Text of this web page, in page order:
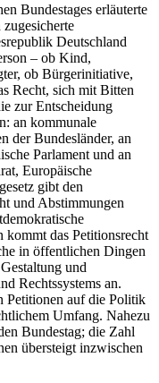
Bundestages erläuterte
Deutschland
– ob Kind,
ob Bürgerinitiative,
Recht, sich mit Bitten
zur Entscheidung
an kommunale
der Bundesländer, an
Parlament und an
Europäische
gibt den
und Abstimmungen
kommt das Petitionsrecht
in öffentlichen Dingen
und
Rechtssystems an.
Petitionen auf die Politik
Umfang. Nahezu
Bundestag; die Zahl
übersteigt inzwischen